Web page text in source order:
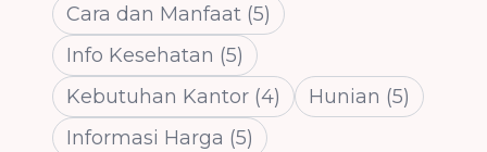
Cara dan Manfaat (5)
Info Kesehatan (5)
Kebutuhan Kantor (4) Hunian (5)
Informasi Harga (5)